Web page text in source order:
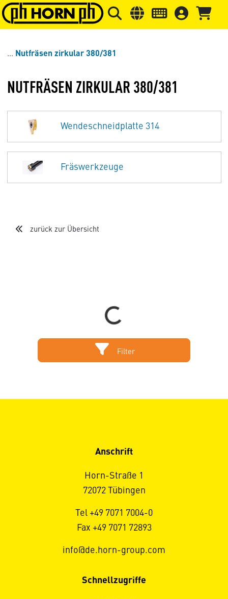
Springe zu Hauptinhalt Springe zum Header Springe
Nutfräsen zirkular 380/381
NUTFRÄSEN ZIRKULAR 380/381
Wendeschneidplatte 314
Fräswerkzeuge
zurück zur Übersicht
Loading...
Filter
Anschrift
Horn-Straße 1
72072 Tübingen
Tel +49 7071 7004-0
Fax +49 7071 72893
info@de.horn-group.com
Schnellzugriffe